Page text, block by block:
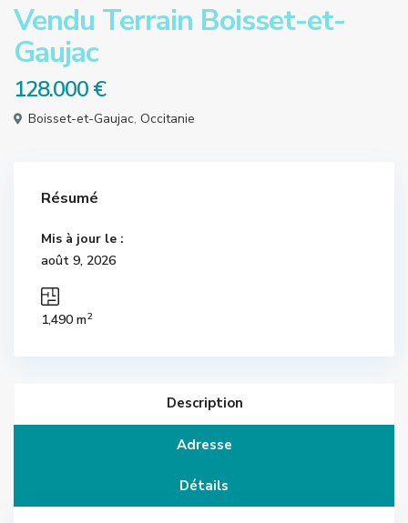
Vendu Terrain Boisset-et-
Gaujac
128.000 €
Boisset-et-Gaujac, Occitanie
Résumé
Mis à jour le :
août 9, 2026
1,490 m2
Description
Adresse
Détails